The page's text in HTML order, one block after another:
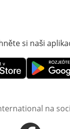
si naši
okně
Otevře v
na